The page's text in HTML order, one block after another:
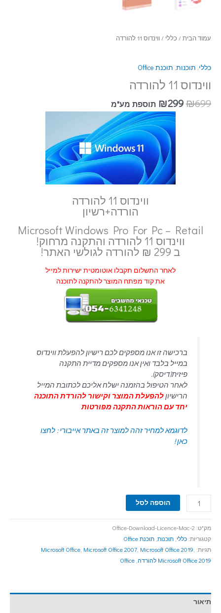
עמוד הבית / כללי / ווינדוס 11 להורדה
כללי, תוכנות, תוכנת Office
ווינדוס 11 להורדה
₪699
₪299 תוספת מע"מ
ווינדוס 11 להורדה
הורדה+רשיון
Microsoft Windows Pro For Pc – Retail
ווינדוס 11 להורדה והתקנה מרחוק!
ב 299 ₪ להורדה לגולשי האתר!
לאחר התשלום תקבלו אוטומטית ישירות למייל
את קוד מפתח המוצר להתקנה לתוכנה
ברכישה זו אנו מספקים לכם רישיון להפעלת ווינדוס
במייל בלבד ואין אנו מספקים מדיית התקנה
פיזית(דיסק).
לאחר הטיפול בהזמנה ישלח אליכם לכתובת המייל
הרישיוןלהפעלת המוצר וקישור להורדת התוכנה
יחד עם הוראות התקנה מפורטות
לדוגמא למחיר זהה למוצר זה באתר אייבורי : לחצו
כאן !
הוספה לסל
מק"ט: Office-Download-Licence-Mac-2
קטגוריות: כללי, תוכנות, תוכנת Office
תגיות:
Microsoft Office, Microsoft Office 2007, Microsoft Office 2019,
Microsoft Office 2019 להורדה
,
Office
תיאור